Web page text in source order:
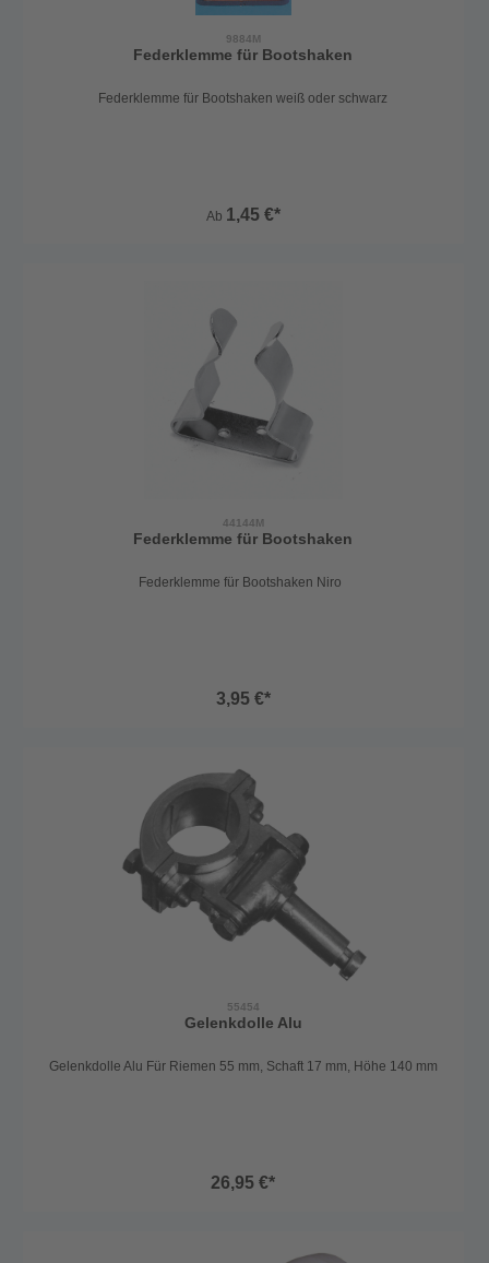
9884M
Federklemme für Bootshaken
Federklemme für Bootshaken weiß oder schwarz
Ab 1,45 €*
44144M
Federklemme für Bootshaken
Federklemme für Bootshaken Niro
3,95 €*
55454
Gelenkdolle Alu
Gelenkdolle Alu Für Riemen 55 mm, Schaft 17 mm, Höhe 140 mm
26,95 €*